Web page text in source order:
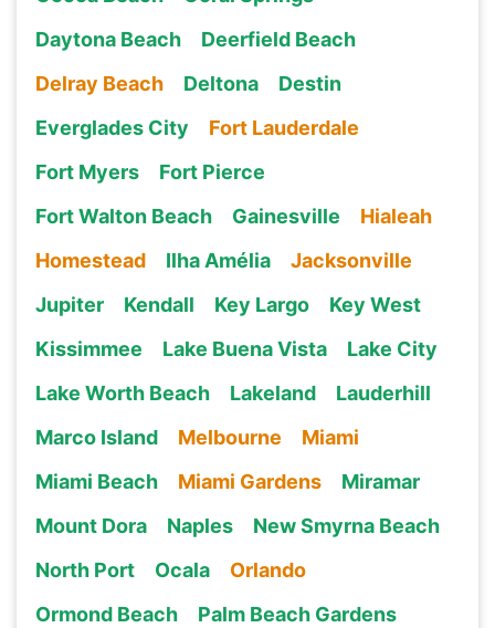
Daytona Beach
Deerfield Beach
Delray Beach
Deltona
Destin
Everglades City
Fort Lauderdale
Fort Myers
Fort Pierce
Fort Walton Beach
Gainesville
Hialeah
Homestead
Ilha Amélia
Jacksonville
Jupiter
Kendall Key Largo
Key West
Kissimmee
Lake Buena Vista
Lake City
Lake Worth Beach
Lakeland
Lauderhill
Marco Island
Melbourne
Miami
Miami Beach
Miami Gardens
Miramar
Mount Dora
Naples
New Smyrna Beach
North Port
Ocala
Orlando
Ormond Beach
Palm Beach Gardens